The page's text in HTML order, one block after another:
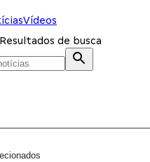
Vídeos
Resultados de busca